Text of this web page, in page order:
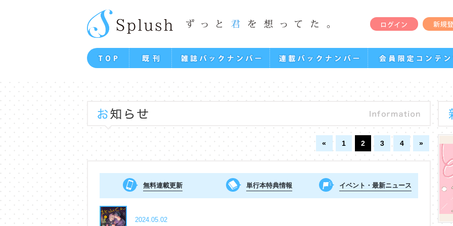
« 1 2 3 4 »
無料連載更新 単行本特典情報 イベント・最新ニュース
2024.05.02